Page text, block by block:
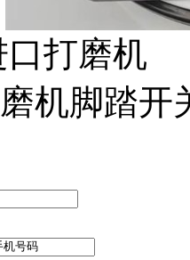
打磨机
机脚踏开